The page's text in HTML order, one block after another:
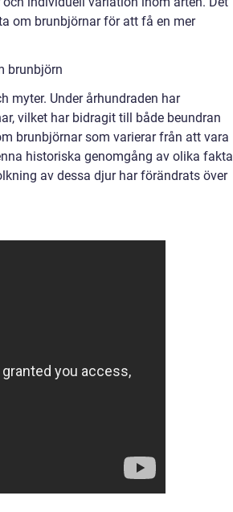
om brunbjörnar för att få en mer
brunbjörn
myter. Under århundraden har
vilket har bidragit till både beundran
brunbjörnar som varierar från att vara
historiska genomgång av olika fakta
av dessa djur har förändrats över